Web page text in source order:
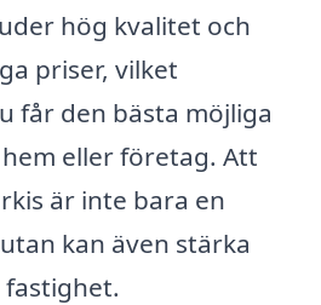
hög kvalitet och
priser, vilket
får den bästa möjliga
eller företag. Att
är inte bara en
kan även stärka